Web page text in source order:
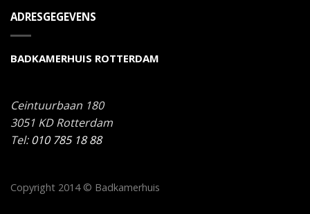
ADRESGEGEVENS
BADKAMERHUIS ROTTERDAM
Ceintuurbaan 180
3051 KD Rotterdam
Tel:010 785 18 88
Copyright 2014 © Badkamerhuis